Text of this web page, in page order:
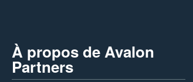
À propos de Avalon
Partners